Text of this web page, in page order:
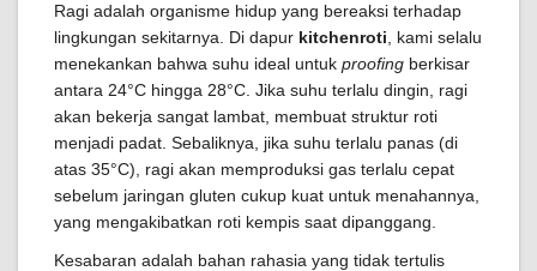
Ragi adalah organisme hidup yang bereaksi terhadap
lingkungan sekitarnya. Di dapur kitchenroti , kami selalu
menekankan bahwa suhu ideal untuk proofing berkisar
antara 24°C hingga 28°C. Jika suhu terlalu dingin, ragi
akan bekerja sangat lambat, membuat struktur roti
menjadi padat. Sebaliknya, jika suhu terlalu panas (di
atas 35°C), ragi akan memproduksi gas terlalu cepat
sebelum jaringan gluten cukup kuat untuk menahannya,
yang mengakibatkan roti kempis saat dipanggang.
Kesabaran adalah bahan rahasia yang tidak tertulis